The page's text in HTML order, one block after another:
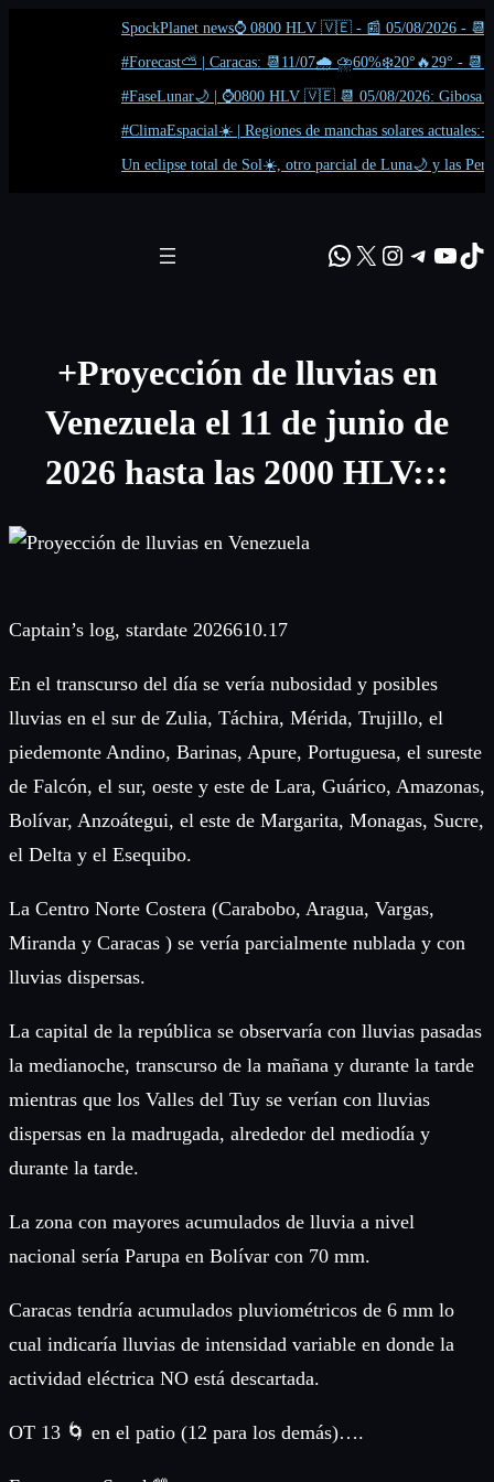
SpockPlanet news⌚ 0800 HLV 🇻🇪 - 📰 05/08/2026 - 📆
#Forecast⛅ | Caracas: 📆11/07🌧️ ⛈️60%❄️20°🔥29° -
#FaseLunar🌙 | ⌚0800 HLV 🇻🇪 📆 05/08/2026: Gibosa
#ClimaEspacial☀️ | Regiones de manchas solares
Un eclipse total de Sol☀️, otro parcial de Luna🌙 y las
WhatsApp
X Instagram
+Proyección de lluvias en
Venezuela el 11 de junio de
2026 hasta las 2000 HLV:::
Captain’s log, stardate 2026610.17
En el transcurso del día se vería nubosidad y posibles
lluvias en el sur de Zulia, Táchira, Mérida, Trujillo, el
piedemonte Andino, Barinas, Apure, Portuguesa, el sureste
de Falcón, el sur, oeste y este de Lara, Guárico, Amazonas,
Bolívar, Anzoátegui, el este de Margarita, Monagas, Sucre,
el Delta y el Esequibo.
La Centro Norte Costera (Carabobo, Aragua, Vargas,
Miranda y Caracas ) se vería parcialmente nublada y con
lluvias dispersas.
La capital de la república se observaría con lluvias pasadas
la medianoche, transcurso de la mañana y durante la tarde
mientras que los Valles del Tuy se verían con lluvias
dispersas en la madrugada, alrededor del mediodía y
durante la tarde.
La zona con mayores acumulados de lluvia a nivel
nacional sería Parupa en Bolívar con 70 mm.
Caracas tendría acumulados pluviométricos de 6 mm lo
cual indicaría lluvias de intensidad variable en donde la
actividad eléctrica NO está descartada.
OT 13 🌀 en el patio (12 para los demás)….